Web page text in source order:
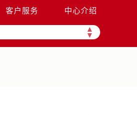
客户服务 中心介绍
▲
▼